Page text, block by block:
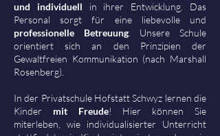
und individuell in ihrer Entwicklung. Das
Personal sorgt für eine liebevolle und
professionelle Betreuung. Unsere Schule
orientiert sich an den Prinzipien der
Gewaltfreien Kommunikation (nach Marshall
Rosenberg).
In der Privatschule Hofstatt Schwyz lernen die
Kinder mit Freude! Hier können Sie
miterleben, wie individualisierter Unterricht